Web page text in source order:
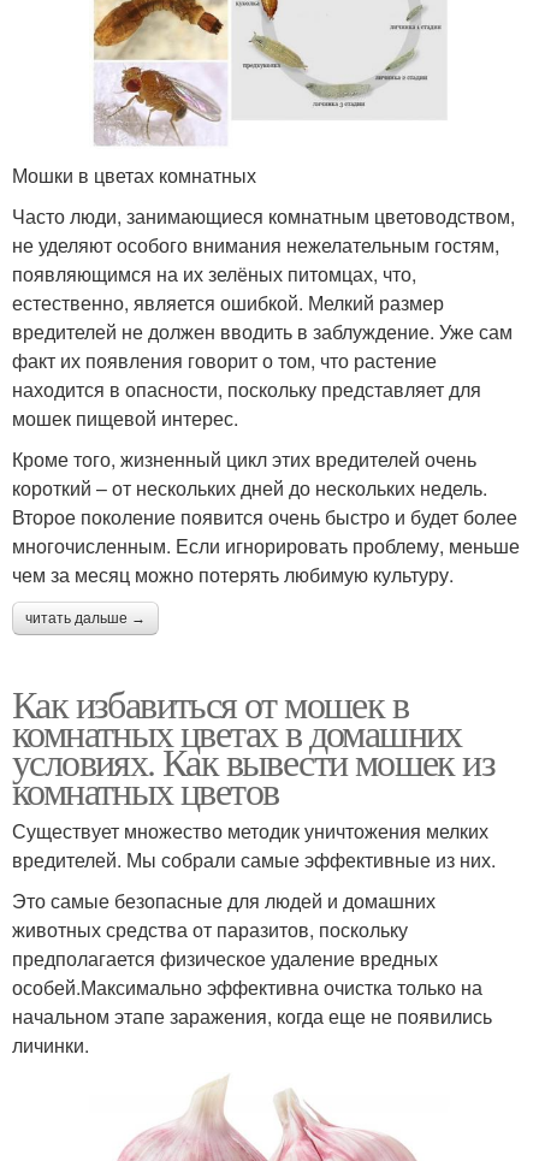
Мошки в цветах комнатных
Часто люди, занимающиеся комнатным цветоводством,
не уделяют особого внимания нежелательным гостям,
появляющимся на их зелёных питомцах, что,
естественно, является ошибкой. Мелкий размер
вредителей не должен вводить в заблуждение. Уже сам
факт их появления говорит о том, что растение
находится в опасности, поскольку представляет для
мошек пищевой интерес.
Кроме того, жизненный цикл этих вредителей очень
короткий – от нескольких дней до нескольких недель.
Второе поколение появится очень быстро и будет более
многочисленным. Если игнорировать проблему, меньше
чем за месяц можно потерять любимую культуру.
читать дальше →
Как избавиться от мошек в
комнатных цветах в домашних
условиях. Как вывести мошек из
комнатных цветов
Существует множество методик уничтожения мелких
вредителей. Мы собрали самые эффективные из них.
Это самые безопасные для людей и домашних
животных средства от паразитов, поскольку
предполагается физическое удаление вредных
особей.Максимально эффективна очистка только на
начальном этапе заражения, когда еще не появились
личинки.